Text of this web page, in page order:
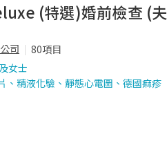
(特選)婚前檢查 (夫
司
80項目
女士
、精液化驗、靜態心電圖、德國痲疹